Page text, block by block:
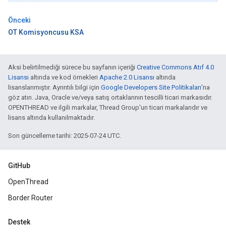
Önceki
OT Komisyoncusu KSA
Aksi belirtilmediği sürece bu sayfanın içeriği Creative Commons Atıf 4.0
Lisansı altında ve kod örnekleri Apache 2.0 Lisansı altında
lisanslanmıştır. Ayrıntılı bilgi için Google Developers Site Politikaları'na
göz atın. Java, Oracle ve/veya satış ortaklarının tescilli ticari markasıdır.
OPENTHREAD ve ilgili markalar, Thread Group'un ticari markalarıdır ve
lisans altında kullanılmaktadır.
Son güncelleme tarihi: 2025-07-24 UTC.
GitHub
OpenThread
Border Router
Destek